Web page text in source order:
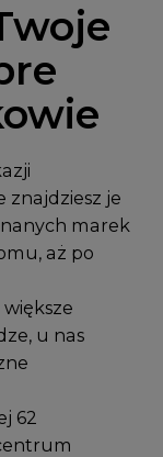
znajdziesz je
marek
aż po
u nas
62